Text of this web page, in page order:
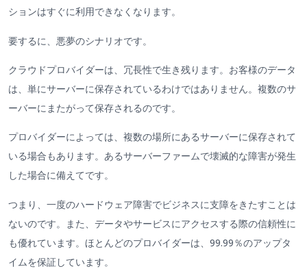
ションはすぐに利用できなくなります。
要するに、悪夢のシナリオです。
クラウドプロバイダーは、冗長性で生き残ります。お客様のデータ
は、単にサーバーに保存されているわけではありません。複数のサ
ーバーにまたがって保存されるのです。
プロバイダーによっては、複数の場所にあるサーバーに保存されて
いる場合もあります。あるサーバーファームで壊滅的な障害が発生
した場合に備えてです。
つまり、一度のハードウェア障害でビジネスに支障をきたすことは
ないのです。また、データやサービスにアクセスする際の信頼性に
も優れています。ほとんどのプロバイダーは、99.99％のアップタ
イムを保証しています。